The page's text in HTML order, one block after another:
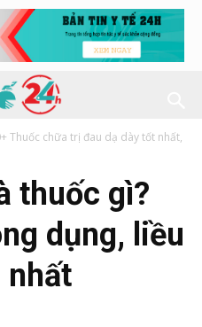
Thuốc chữa trị đau dạ dày tốt nhất,
thuốc gì?
dụng, liều
nhất